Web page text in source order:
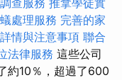
查服務 推拿學徒實
處理服務 完善的家
情與注意事項 聯合
法律服務 這些公司
約10％，超過了600